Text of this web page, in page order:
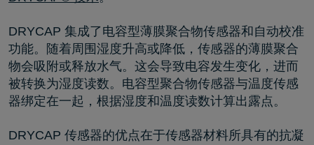
DRYCAP 集成了电容型薄膜聚合物传感器和自动校准
功能。随着周围湿度升高或降低，传感器的薄膜聚合
物会吸附或释放水气。这会导致电容发生变化，进而
被转换为湿度读数。电容型聚合物传感器与温度传感
器绑定在一起，根据湿度和温度读数计算出露点。
DRYCAP 传感器的优点在于传感器材料所具有的抗凝